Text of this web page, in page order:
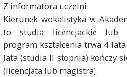
Z informatora uczelni:
Kierunek wokalistyka w
to studia licencjackie lub
program kształcenia trwa 4
lata (studia II stopnia) kończy
(licencjata lub magistra).